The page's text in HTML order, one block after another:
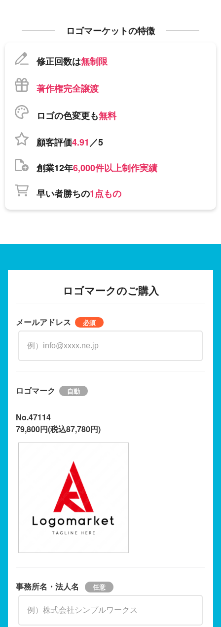
ロゴマーケットの特徴
修正回数は無制限
著作権完全譲渡
ロゴの色変更も無料
顧客評価4.91／5
創業12年6,000件以上制作実績
早い者勝ちの1点もの
ロゴマークのご購入
メールアドレス
ロゴマーク
No.47114
79,800円(税込87,780円)
事務所名・法人名